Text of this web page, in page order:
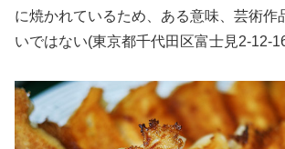
に焼かれているため、ある意味、芸術作
いではない(東京都千代田区富士見2-12-